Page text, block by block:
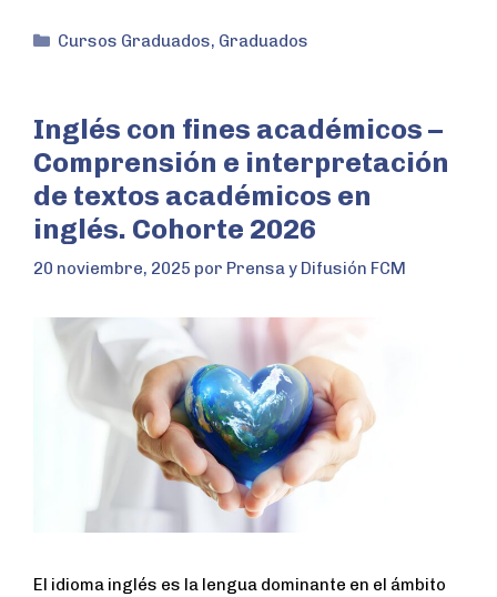
Cursos Graduados, Graduados
Inglés con fines académicos –
Comprensión e interpretación
de textos académicos en
inglés. Cohorte 2026
20 noviembre, 2025 por Prensa y Difusión FCM
El idioma inglés es la lengua dominante en el ámbito